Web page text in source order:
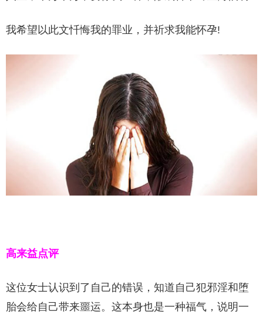
我希望以此文忏悔我的罪业，并祈求我能怀孕!
高来益点评
这位女士认识到了自己的错误，知道自己犯邪淫和堕
胎会给自己带来噩运。这本身也是一种福气，说明一